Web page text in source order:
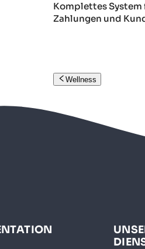
Komplettes System
Zahlungen und
Wellness